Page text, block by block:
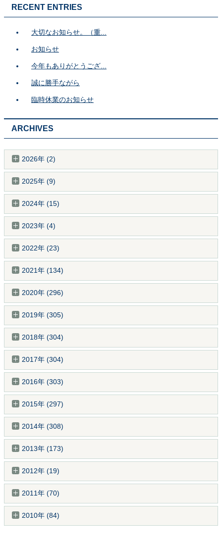
RECENT ENTRIES
大切なお知らせ。（重...
お知らせ
今年もありがとうござ...
誠に勝手ながら
臨時休業のお知らせ
ARCHIVES
2026年 (2)
2025年 (9)
2024年 (15)
2023年 (4)
2022年 (23)
2021年 (134)
2020年 (296)
2019年 (305)
2018年 (304)
2017年 (304)
2016年 (303)
2015年 (297)
2014年 (308)
2013年 (173)
2012年 (19)
2011年 (70)
2010年 (84)